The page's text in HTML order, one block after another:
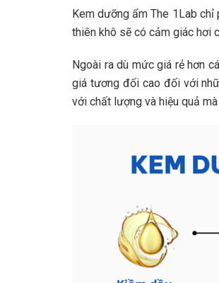
Kem dưỡng ẩm The 1Lab chỉ
thiên khô sẽ có cảm giác hơi
Ngoài ra dù mức giá rẻ hơn
giá tương đối cao đối với
với chất lượng và hiệu quả